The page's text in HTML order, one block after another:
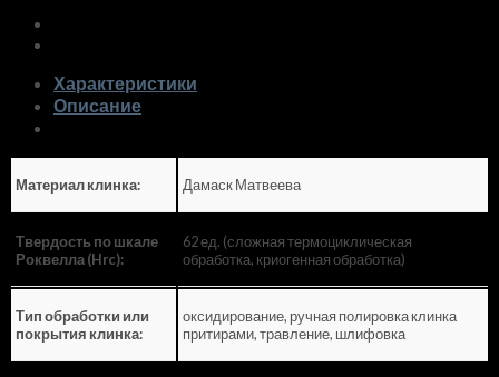
Характеристики
Описание
Материал клинка: Дамаск Матвеева
Твердость по шкале
Роквелла (Hrc):
62 ед. (сложная термоциклическая
обработка, криогенная обработка)
Тип обработки или
покрытия клинка:
оксидирование, ручная полировка клинка
притирами, травление, шлифовка